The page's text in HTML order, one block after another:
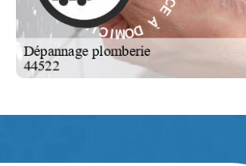
S
E
R D
O
M
I
C
I
L
E
-